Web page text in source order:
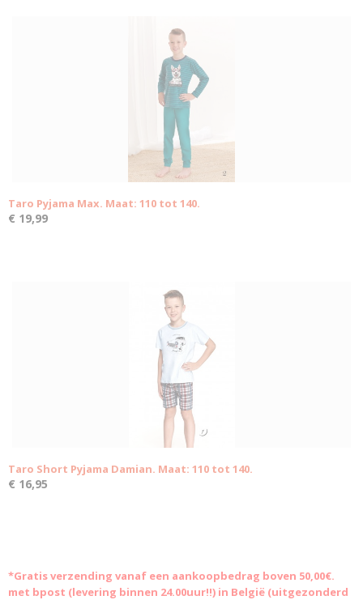
Taro Pyjama Max. Maat: 110 tot 140.
€ 19,99
Taro Short Pyjama Damian. Maat: 110 tot 140.
€ 16,95
*Gratisverzending vanaf een aankoopbedrag boven 50,00€.
met bpost (levering binnen 24.00uur!!) in België (uitgezonderd